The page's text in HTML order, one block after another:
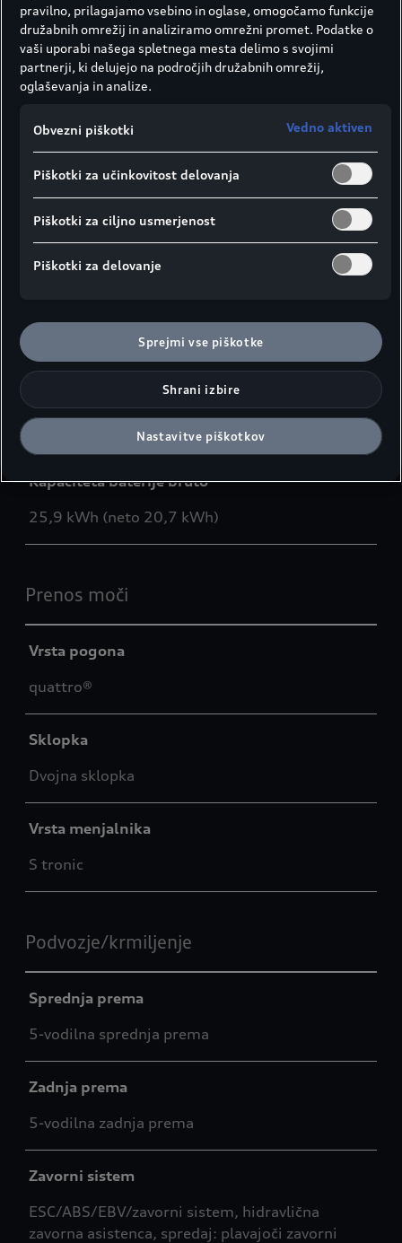
Najv. moč v KM
252 KM
Največji navor
Električni navor
Kapaciteta baterije bruto
25,9 kWh (neto 20,7 kWh)
Prenos moči
Vrsta pogona
quattro®
Sklopka
Dvojna sklopka
Vrsta menjalnika
S tronic
Podvozje/krmiljenje
Sprednja prema
5-vodilna sprednja prema
Zadnja prema
5-vodilna zadnja prema
Zavorni sistem
ESC/ABS/EBV/zavorni sistem, hidravlična
zavorna asistenca, spredaj: plavajoči zavorni
pravilno, prilagajamo vsebino in oglase, omogočamo funkcije
družabnih omrežij in analiziramo omrežni promet. Podatke o
vaši uporabi našega spletnega mesta delimo s svojimi
partnerji, ki delujejo na področjih družabnih omrežij,
oglaševanja in analize.
Obvezni piškotki Vedno aktiven
Piškotki za učinkovitost delovanja
Piškotki za ciljno usmerjenost
Piškotki za delovanje
Sprejmi vse piškotke
Shrani izbire
Nastavitve piškotkov